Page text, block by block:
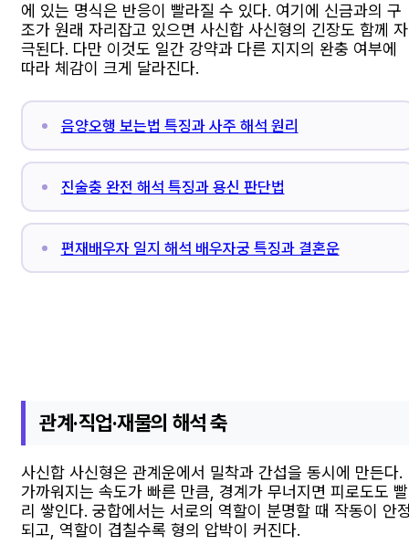
에 있는 명식은 반응이 빨라질 수 있다. 여기에 신금과의 구
조가 원래 자리잡고 있으면 사신합 사신형의 긴장도 함께 자
극된다. 다만 이것도 일간 강약과 다른 지지의 완충 여부에
따라 체감이 크게 달라진다.
음양오행 보는법 특징과 사주 해석 원리
진술충 완전 해석 특징과 용신 판단법
편재배우자 일지 해석 배우자궁 특징과 결혼운
관계·직업·재물의 해석 축
사신합 사신형은 관계운에서 밀착과 간섭을 동시에 만든다.
가까워지는 속도가 빠른 만큼, 경계가 무너지면 피로도도 빨
리 쌓인다. 궁합에서는 서로의 역할이 분명할 때 작동이 안
되고, 역할이 겹칠수록 형의 압박이 커진다.